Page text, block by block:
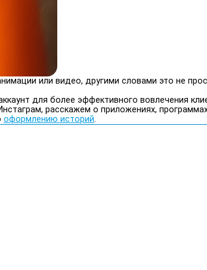
или видео, другими словами это не
для более эффективного вовлечения
расскажем о приложениях,
оформлению историй.